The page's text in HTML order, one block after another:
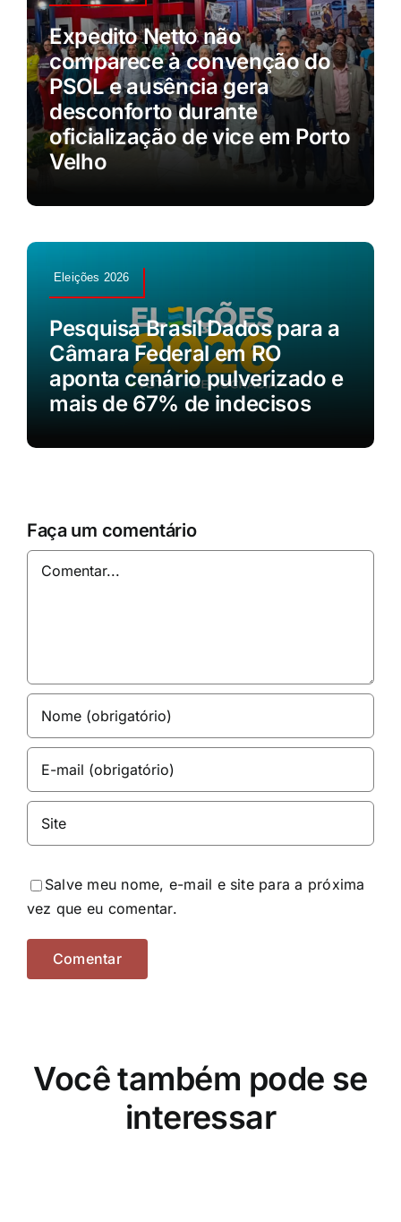
Expedito Netto não
comparece à convenção do
PSOL e ausência gera
desconforto durante
oficialização de vice em Porto
Velho
Eleições 2026
Pesquisa Brasil Dados para a
Câmara Federal em RO
aponta cenário pulverizado e
mais de 67% de indecisos
Faça um comentário
Comentar
Salve meu nome, e-mail e site para a próxima
vez que eu comentar.
Você também pode se
interessar